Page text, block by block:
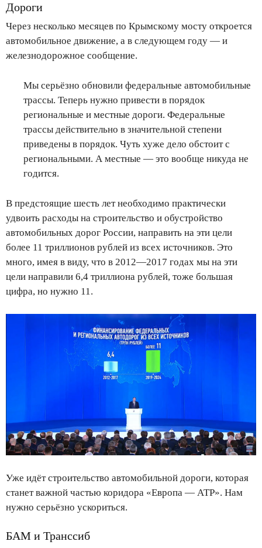
Дороги
Через несколько месяцев по Крымскому мосту откроется
автомобильное движение, а в следующем году — и
железнодорожное сообщение.
Мы серьёзно обновили федеральные автомобильные
трассы. Теперь нужно привести в порядок
региональные и местные дороги. Федеральные
трассы действительно в значительной степени
приведены в порядок. Чуть хуже дело обстоит с
региональными. А местные — это вообще никуда не
годится.
В предстоящие шесть лет необходимо практически
удвоить расходы на строительство и обустройство
автомобильных дорог России, направить на эти цели
более 11 триллионов рублей из всех источников. Это
много, имея в виду, что в 2012—2017 годах мы на эти
цели направили 6,4 триллиона рублей, тоже большая
цифра, но нужно 11.
Уже идёт строительство автомобильной дороги, которая
станет важной частью коридора «Европа — АТР». Нам
нужно серьёзно ускориться.
БАМ и Транссиб